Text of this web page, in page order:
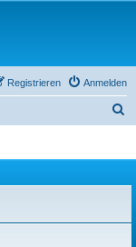
Anmelden
Registrieren